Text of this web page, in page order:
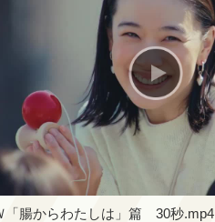
「腸からわたしは」篇 30秒.mp4